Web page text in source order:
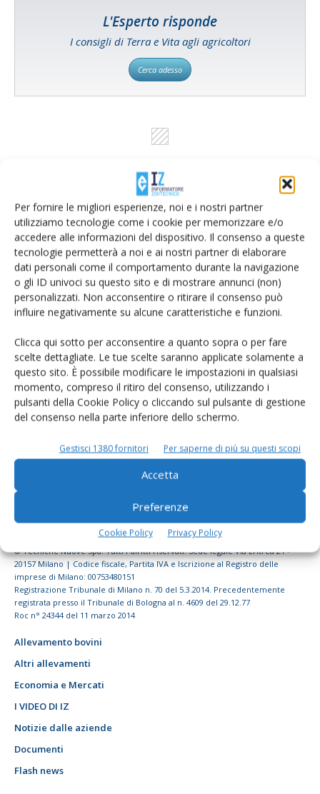
Per fornire le migliori esperienze, noi e i nostri partner
utilizziamo tecnologie come i cookie per memorizzare e/o
accedere alle informazioni del dispositivo. Il consenso a queste
tecnologie permetterà a noi e ai nostri partner di elaborare
dati personali come il comportamento durante la navigazione
o gli ID univoci su questo sito e di mostrare annunci (non)
personalizzati. Non acconsentire o ritirare il consenso può
influire negativamente su alcune caratteristiche e funzioni.
Clicca qui sotto per acconsentire a quanto sopra o per fare
scelte dettagliate. Le tue scelte saranno applicate solamente a
questo sito. È possibile modificare le impostazioni in qualsiasi
momento, compreso il ritiro del consenso, utilizzando i
pulsanti della Cookie Policy o cliccando sul pulsante di gestione
del consenso nella parte inferiore dello schermo.
Gestisci 1380 fornitori Per saperne di più su questi scopi
Accetta
Preferenze
Cookie Policy Privacy Policy
L'Esperto risponde
I consigli di Terra e Vita agli agricoltori
Cerca adesso
Rimani aggiornato sul mondo
dell’agricoltura
Iscriviti alle nostre newsletter
© Tecniche Nuove Spa. Tutti i diritti riservati. Sede legale Via Eritrea 21 -
20157 Milano | Codice fiscale, Partita IVA e Iscrizione al Registro delle
imprese di Milano: 00753480151
Registrazione Tribunale di Milano n. 70 del 5.3.2014. Precedentemente
registrata presso il Tribunale di Bologna al n. 4609 del 29.12.77
Roc n° 24344 del 11 marzo 2014
Allevamento bovini
Altri allevamenti
Economia e Mercati
I VIDEO DI IZ
Notizie dalle aziende
Documenti
Flash news